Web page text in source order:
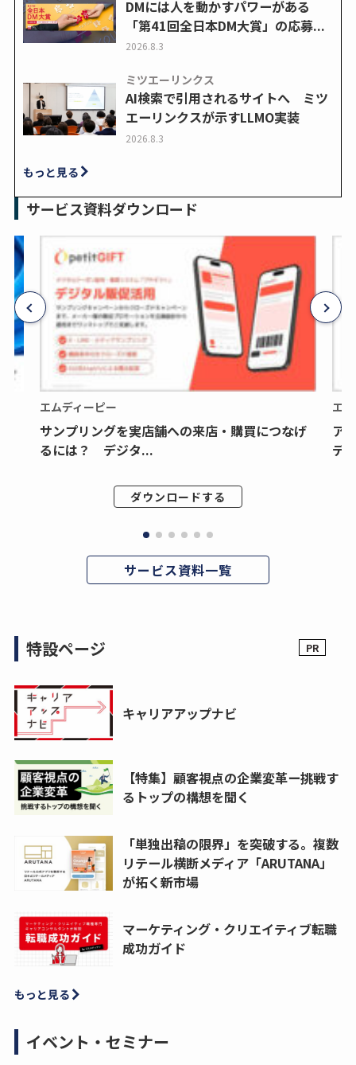
DMには人を動かすパワーがある
「第41回全日本DM大賞」の応募...
2026.8.3
ミツエーリンクス
AI検索で引用されるサイトへ ミツ
エーリンクスが示すLLMO実装
2026.8.3
もっと見る
サービス資料ダウンロード
エムディーピー
サンプリングを実店舗への来店・購買につなげ
るには？ デジタ...
ダウンロードする
エ
ア
デ
サービス資料一覧
特設ページ
キャリアアップナビ
【特集】顧客視点の企業変革ー挑戦す
るトップの構想を聞く
「単独出稿の限界」を突破する。複数
リテール横断メディア「ARUTANA」
が拓く新市場
マーケティング・クリエイティブ転職
成功ガイド
もっと見る
イベント・セミナー